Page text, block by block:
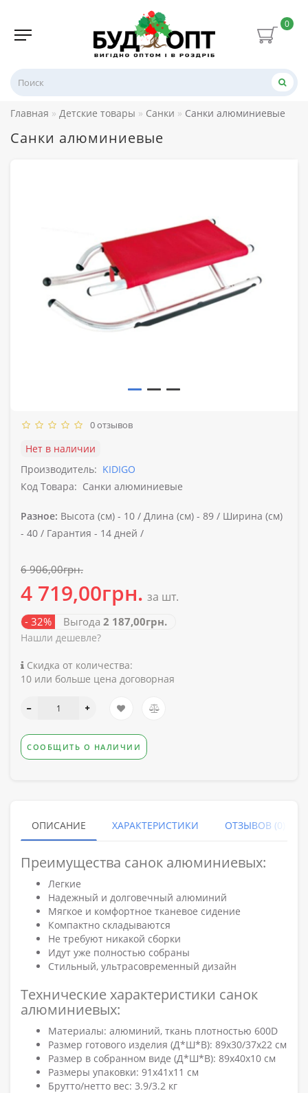
0
Главная Детские товары Санки Санки алюминиевые
Санки алюминиевые
0 отзывов
Нет в наличии
Производитель: KIDIGO
Код Товара: Санки алюминиевые
Разное: Высота (см) - 10 / Длина (см) - 89 / Ширина (см)
- 40 / Гарантия - 14 дней /
6 906,00грн.
4 719,00грн. за шт.
- 32% Выгода 2 187,00грн.
Нашли дешевле?
Скидка от количества:
10 или больше цена договорная
СООБЩИТЬ О НАЛИЧИИ
ОПИСАНИЕ ХАРАКТЕРИСТИКИ ОТЗЫВОВ (0)
Преимущества санок алюминиевых:
Легкие
Надежный и долговечный алюминий
Мягкое и комфортное тканевое сидение
Компактно складываются
Не требуют никакой сборки
Идут уже полностью собраны
Стильный, ультрасовременный дизайн
Технические характеристики санок
алюминиевых:
Материалы: алюминий, ткань плотностью 600D
Размер готового изделия (Д*Ш*В): 89х30/37х22 см
Размер в собранном виде (Д*Ш*В): 89х40х10 см
Размеры упаковки: 91х41х11 см
Брутто/нетто вес: 3.9/3.2 кг